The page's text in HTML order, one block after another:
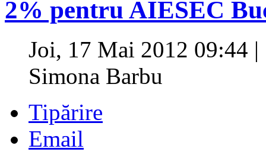
2% pentru AIESEC
Joi, 17 Mai 2012 09:44 |
Simona Barbu
Tipărire
Email